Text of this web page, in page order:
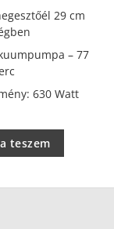
29 cm
– 77
630 Watt
teszem